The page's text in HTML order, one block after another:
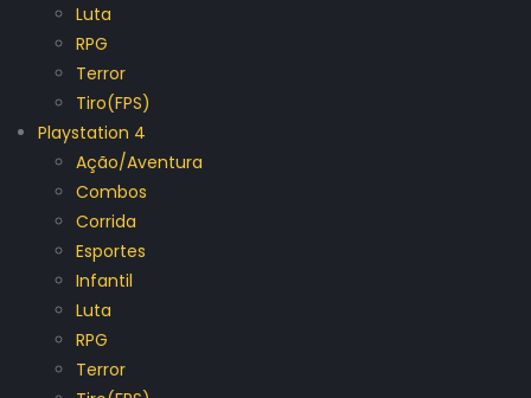
Luta
RPG
Terror
Tiro(FPS)
Playstation 4
Ação/Aventura
Combos
Corrida
Esportes
Infantil
Luta
RPG
Terror